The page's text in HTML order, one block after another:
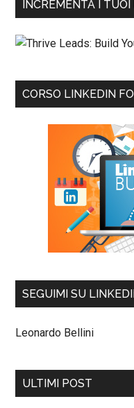
INCREMENTA I
CORSO LINKEDIN
SEGUIMI SU
Leonardo Bellini
ULTIMI POST